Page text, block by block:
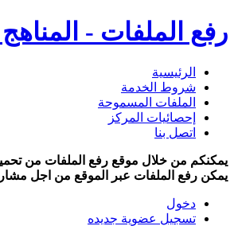
رفع الملفات -
الرئيسية
شروط الخدمة
الملفات المسموحة
إحصائيات المركز
اتصل بنا
يمكنكم من خلال موقع رفع الملفات من
يمكن رفع الملفات عبر الموقع من اجل
دخول
تسجيل عضوية جديده